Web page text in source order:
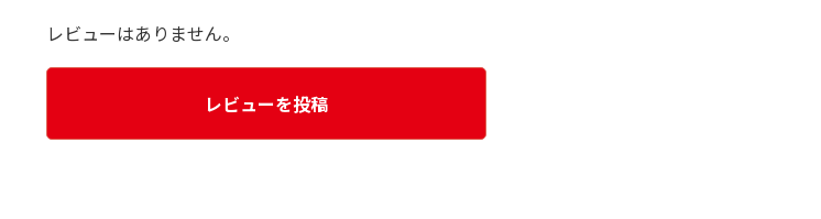
レビューはありません。
レビューを投稿